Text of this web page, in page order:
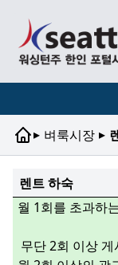
▸ 벼룩시장 ▸
렌트 하숙
월 1회를 초과하
무단 2회 이상